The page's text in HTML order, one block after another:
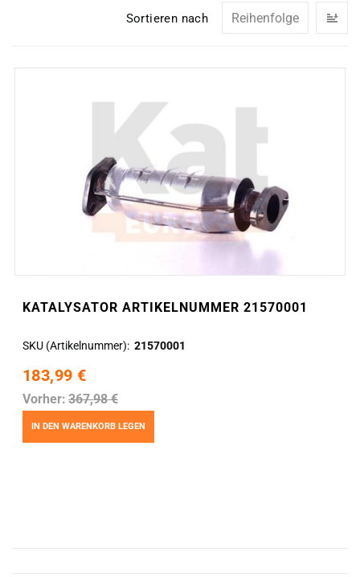
Sortieren nach
KATALYSATOR ARTIKELNUMMER 21570001
SKU (Artikelnummer) 21570001
183,99 €
Vorher: 367,98 €
IN DEN WARENKORB LEGEN